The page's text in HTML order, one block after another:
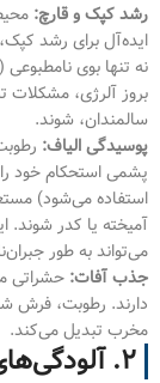
رشد کپک و قارچ:
ایده‌آل برای رشد
نه تنها بوی
بروز آلرژی، مشکلات
سالمندان، شوند.
پوسیدگی الیاف:
پشمی استحکام خود
استفاده می‌شود)
آمیخته یا کدر شوند.
می‌تواند به طور
جذب آفات: حشراتی
دارند. رطوبت، فرش
مخرب تبدیل می‌کند.
۲. آلودگی‌های شیمیایی و فیزیکی